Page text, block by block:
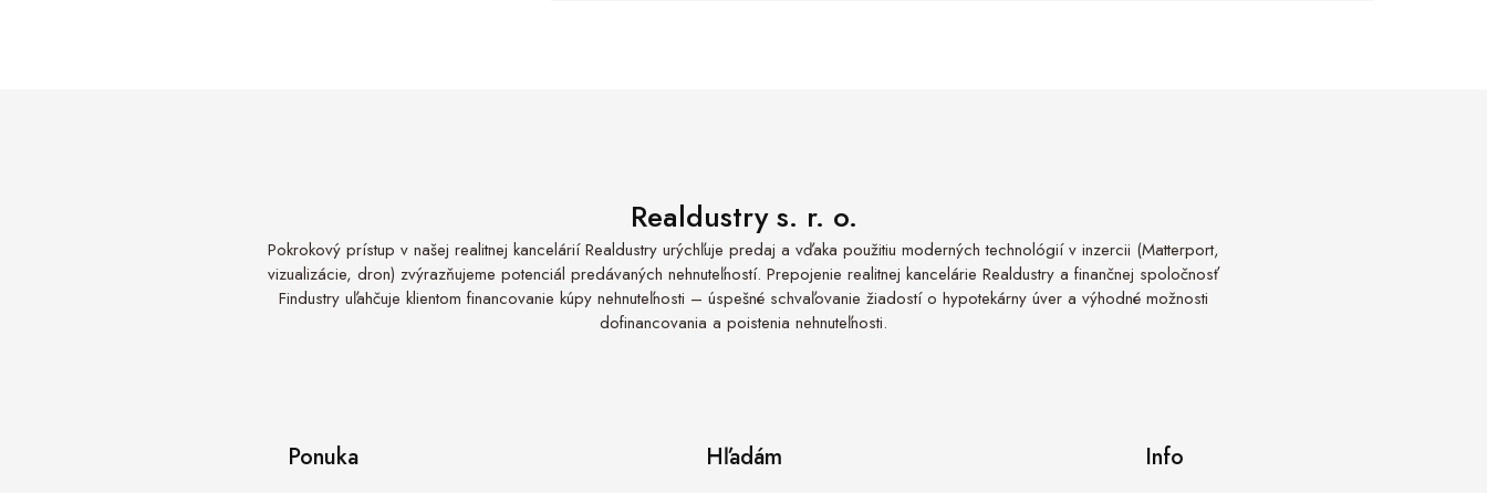
Realdustry s. r. o.
Pokrokový prístup v našej realitnej kancelárií Realdustry urýchľuje predaj a vďaka použitiu moderných technológií v inzercii (Matterport,
vizualizácie, dron) zvýrazňujeme potenciál predávaných nehnuteľností. Prepojenie realitnej kancelárie Realdustry a finančnej spoločnosť
Findustry uľahčuje klientom financovanie kúpy nehnuteľnosti – úspešné schvaľovanie žiadostí o hypotekárny úver a výhodné možnosti
dofinancovania a poistenia nehnuteľnosti.
Ponuka Hľadám Info